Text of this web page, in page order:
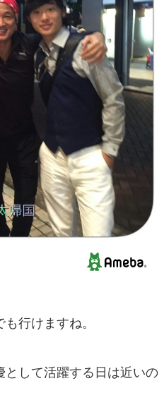
行けますね。
して活躍する日は近いの